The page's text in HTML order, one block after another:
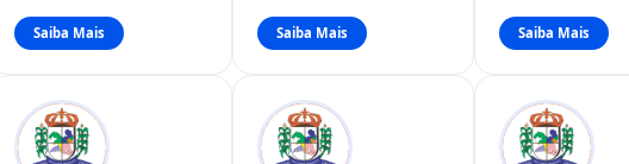
Saiba Mais Saiba Mais Saiba Mais